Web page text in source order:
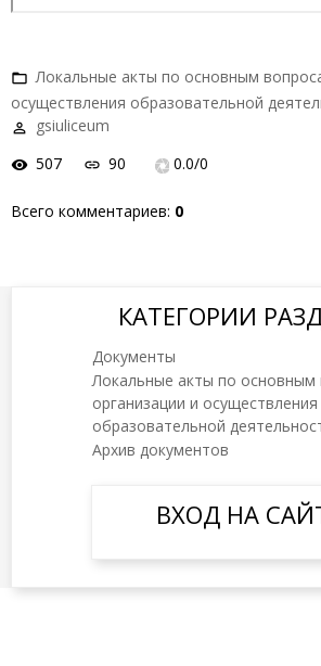
Локальные акты по основным
осуществления образовательной
gsiuliceum
507
90 0.0/0
Всего комментариев: 0
КАТЕГОРИИ
Документы
Локальные акты по основным
организации и осуществления
образовательной
Архив документов
ВХОД НА